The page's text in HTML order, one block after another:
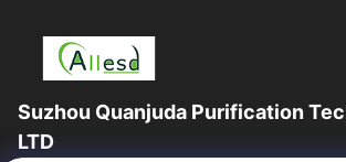
Suzhou Quanjuda Purification
LTD